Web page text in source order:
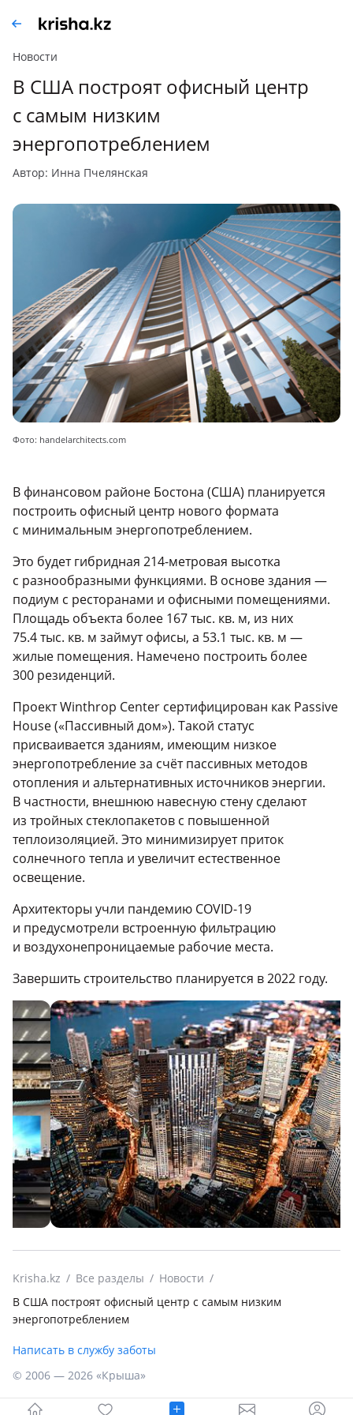
Новости
В США построят офисный центр
с самым низким
энергопотреблением
автор: Инна Пчелянская
Фото: handelarchitects.com
В финансовом районе Бостона (США) планируется
построить офисный центр нового формата
с минимальным энергопотреблением.
Это будет гибридная 214-метровая высотка
с разнообразными функциями. В основе здания —
подиум с ресторанами и офисными помещениями.
Площадь объекта более 167 тыс. кв. м, из них
75.4 тыс. кв. м займут офисы, а 53.1 тыс. кв. м —
жилые помещения. Намечено построить более
300 резиденций.
Проект Winthrop Center сертифицирован как Passive
House («Пассивный дом»). Такой статус
присваивается зданиям, имеющим низкое
энергопотребление за счёт пассивных методов
отопления и альтернативных источников энергии.
В частности, внешнюю навесную стену сделают
из тройных стеклопакетов с повышенной
теплоизоляцией. Это минимизирует приток
солнечного тепла и увеличит естественное
освещение.
Архитекторы учли пандемию COVID-19
и предусмотрели встроенную фильтрацию
и воздухонепроницаемые рабочие места.
Завершить строительство планируется в 2022 году.
Krisha.kz Все разделы
Новости
В США построят офисный центр с самым низким
энергопотреблением
Написать в службу заботы
© 2006 — 2026 «Крыша»